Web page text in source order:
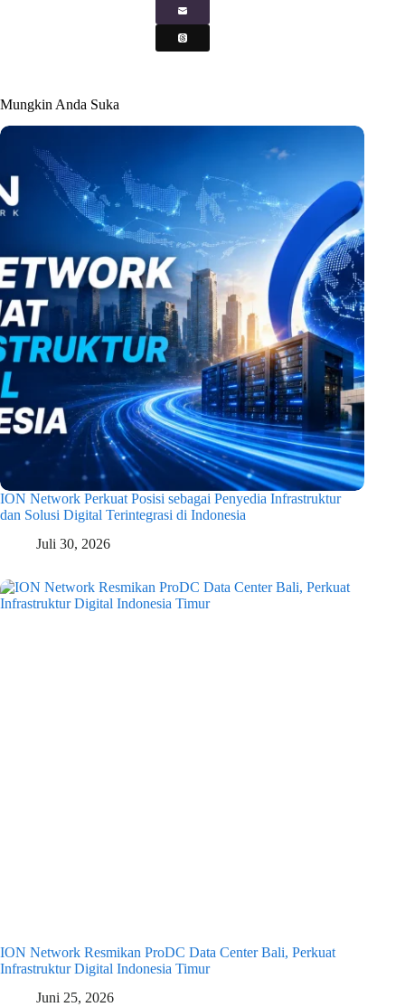
Mungkin Anda Suka
ION Network Perkuat Posisi sebagai Penyedia Infrastruktur
dan Solusi Digital Terintegrasi di Indonesia
Juli 30, 2026
ION Network Resmikan ProDC Data Center Bali, Perkuat
Infrastruktur Digital Indonesia Timur
Juni 25, 2026